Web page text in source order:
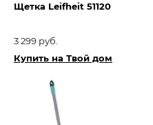
Щетка Leifheit 51120
3 299 руб.
Купить на Твой дом